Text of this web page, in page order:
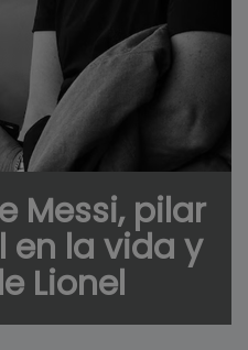
Messi, pilar
la vida y
Lionel